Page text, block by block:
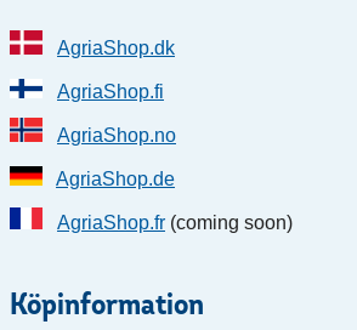
AgriaShop.dk
AgriaShop.fi
AgriaShop.no
AgriaShop.de
AgriaShop.fr (coming soon)
Köpinformation